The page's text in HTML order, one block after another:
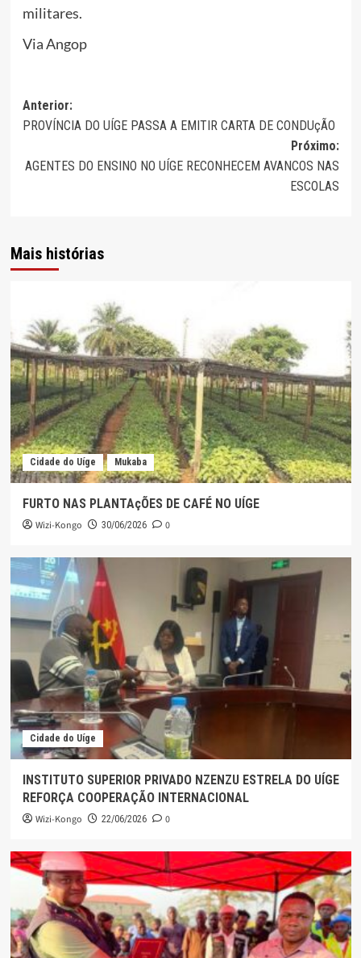
militares.
Via Angop
Navegação
de
artigos
Anterior:
PROVÍNCIA DO UÍGE PASSA A EMITIR CARTA DE CONDUçÃO
Próximo:
AGENTES DO ENSINO NO UÍGE RECONHECEM AVANCOS NAS
ESCOLAS
Mais histórias
Cidade do Uíge Mukaba
FURTO NAS PLANTAçÕES DE CAFÉ NO UÍGE
Wizi-Kongo 30/06/2026 0
Cidade do Uíge
INSTITUTO SUPERIOR PRIVADO NZENZU ESTRELA DO UÍGE
REFORÇA COOPERAÇÃO INTERNACIONAL
Wizi-Kongo 22/06/2026 0